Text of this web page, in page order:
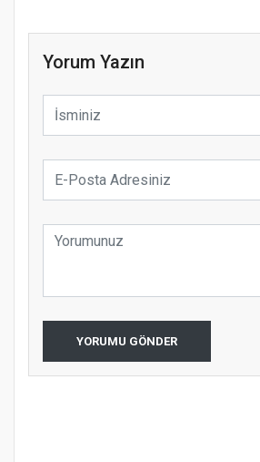
Yorum Yazın
YORUMU GÖNDER